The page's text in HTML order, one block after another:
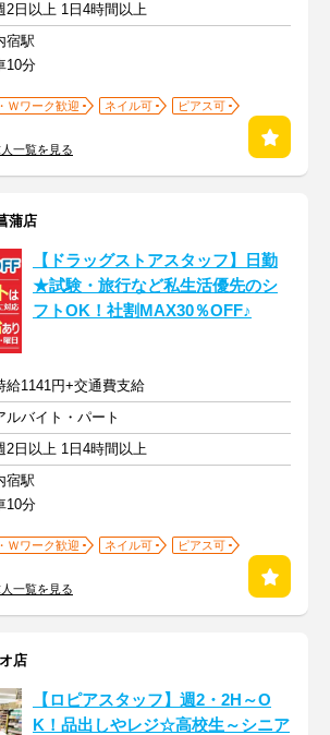
2日以上 1日4時間以上
宿駅
10分
Ｗワーク歓迎 ネイル可
ピアス可
一覧を見る
蒲店
【ドラッグストアスタッフ】日勤
★試験・旅行など私生活優先のシ
フトOK！社割MAX30％OFF♪
給1141円+交通費支給
ルバイト・パート
2日以上 1日4時間以上
宿駅
10分
Ｗワーク歓迎 ネイル可
ピアス可
一覧を見る
店
【ロピアスタッフ】週2・2H～O
K！品出しやレジ☆高校生～シニア